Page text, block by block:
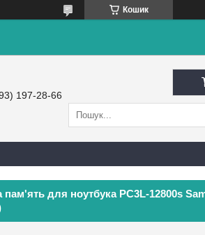
Кошик
197-28-66
пам'ять для ноутбука PC3L-12800s